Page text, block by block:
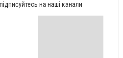
на наші канали